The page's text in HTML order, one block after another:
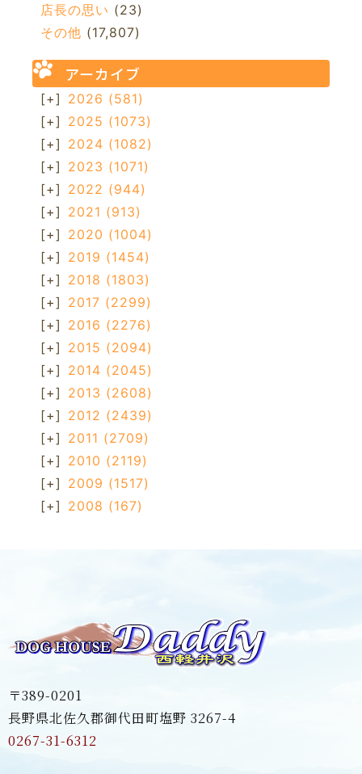
店長の思い (23)
その他 (17,807)
アーカイブ
[+] 2026 (581)
[+] 2025 (1073)
[+] 2024 (1082)
[+] 2023 (1071)
[+] 2022 (944)
[+] 2021 (913)
[+] 2020 (1004)
[+] 2019 (1454)
[+] 2018 (1803)
[+] 2017 (2299)
[+] 2016 (2276)
[+] 2015 (2094)
[+] 2014 (2045)
[+] 2013 (2608)
[+] 2012 (2439)
[+] 2011 (2709)
[+] 2010 (2119)
[+] 2009 (1517)
[+] 2008 (167)
〒389-0201
長野県北佐久郡御代田町塩野 3267-4
0267-31-6312